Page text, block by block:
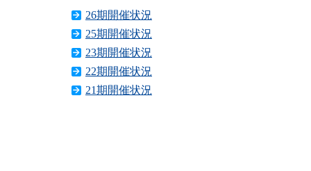
26期開催状況
25期開催状況
23期開催状況
22期開催状況
21期開催状況